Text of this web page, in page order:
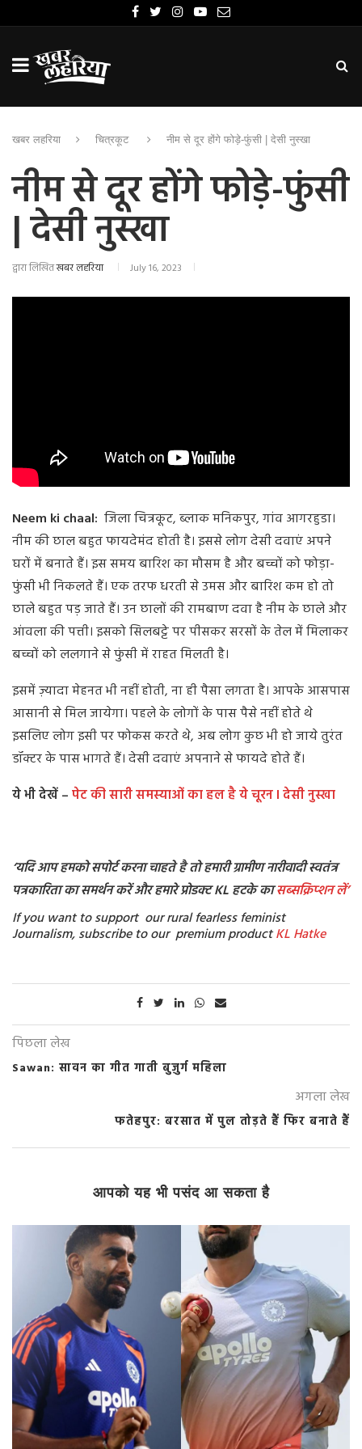
खबर लहरिया चित्रकूट नीम से दूर होंगे फोड़े-फुंसी | देसी नुस्खा
नीम से दूर होंगे फोड़े-फुंसी
| देसी नुस्खा
द्वारा लिखितखबर लहरिया July 16, 2023
Neem ki chaal: जिला चित्रकूट, ब्लाक मनिकपुर, गांव आगरहुडा।
नीम की छाल बहुत फायदेमंद होती है। इससे लोग देसी दवाएं अपने
घरों में बनाते हैं। इस समय बारिश का मौसम है और बच्चों को फोड़ा-
फुंसी भी निकलते हैं। एक तरफ धरती से उमस और बारिश कम हो तो
छाले बहुत पड़ जाते हैं। उन छालों की रामबाण दवा है नीम के छाले और
आंवला की पत्ती। इसको सिलबट्टे पर पीसकर सरसों के तेल में मिलाकर
बच्चों को ललगाने से फुंसी में राहत मिलती है।
इसमें ज़्यादा मेहनत भी नहीं होती, ना ही पैसा लगता है। आपके आसपास
आसानी से मिल जायेगा। पहले के लोगों के पास पैसे नहीं होते थे
इसलिए लोग इसी पर फोकस करते थे, अब लोग कुछ भी हो जाये तुरंत
डॉक्टर के पास भागते हैं। देसी दवाएं अपनाने से फायदे होते हैं।
ये भी देखें –पेट की सारी समस्याओं का हल है ये चूरन l देसी नुस्खा
‘यदि आप हमको सपोर्ट करना चाहते है तो हमारी ग्रामीण नारीवादी स्वतंत्र
पत्रकारिता का समर्थन करें और हमारे प्रोडक्ट KL हटके कासब्सक्रिप्शनलें’
If you want to support our rural fearless feminist
Journalism, subscribe to our premium productKL Hatke
पिछला लेख
Sawan: सावन का गीत गाती बुज़ुर्ग महिला
अगला लेख
फतेहपुर: बरसात में पुल तोड़ते हैं फिर बनाते हैं
आपको यह भी पसंद आ सकता है